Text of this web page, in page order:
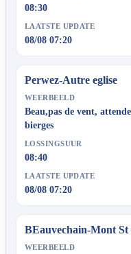
08:30
LAATSTE UPDATE
08/08 07:20
Perwez-Autre eglise
WEERBEELD
Beau,pas de vent,
bierges
LOSSINGSUUR
08:40
LAATSTE UPDATE
08/08 07:20
BEauvechain-Mont
WEERBEELD